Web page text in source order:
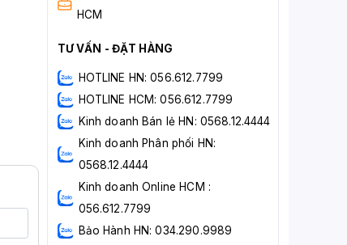
HCM
TƯ VẤN - ĐẶT HÀNG
HOTLINE HN: 056.612.7799
HOTLINE HCM: 056.612.7799
Kinh doanh Bán lẻ HN: 0568.12.4444
Kinh doanh Phân phối HN:
0568.12.4444
Kinh doanh Online HCM :
056.612.7799
Bảo Hành HN: 034.290.9989